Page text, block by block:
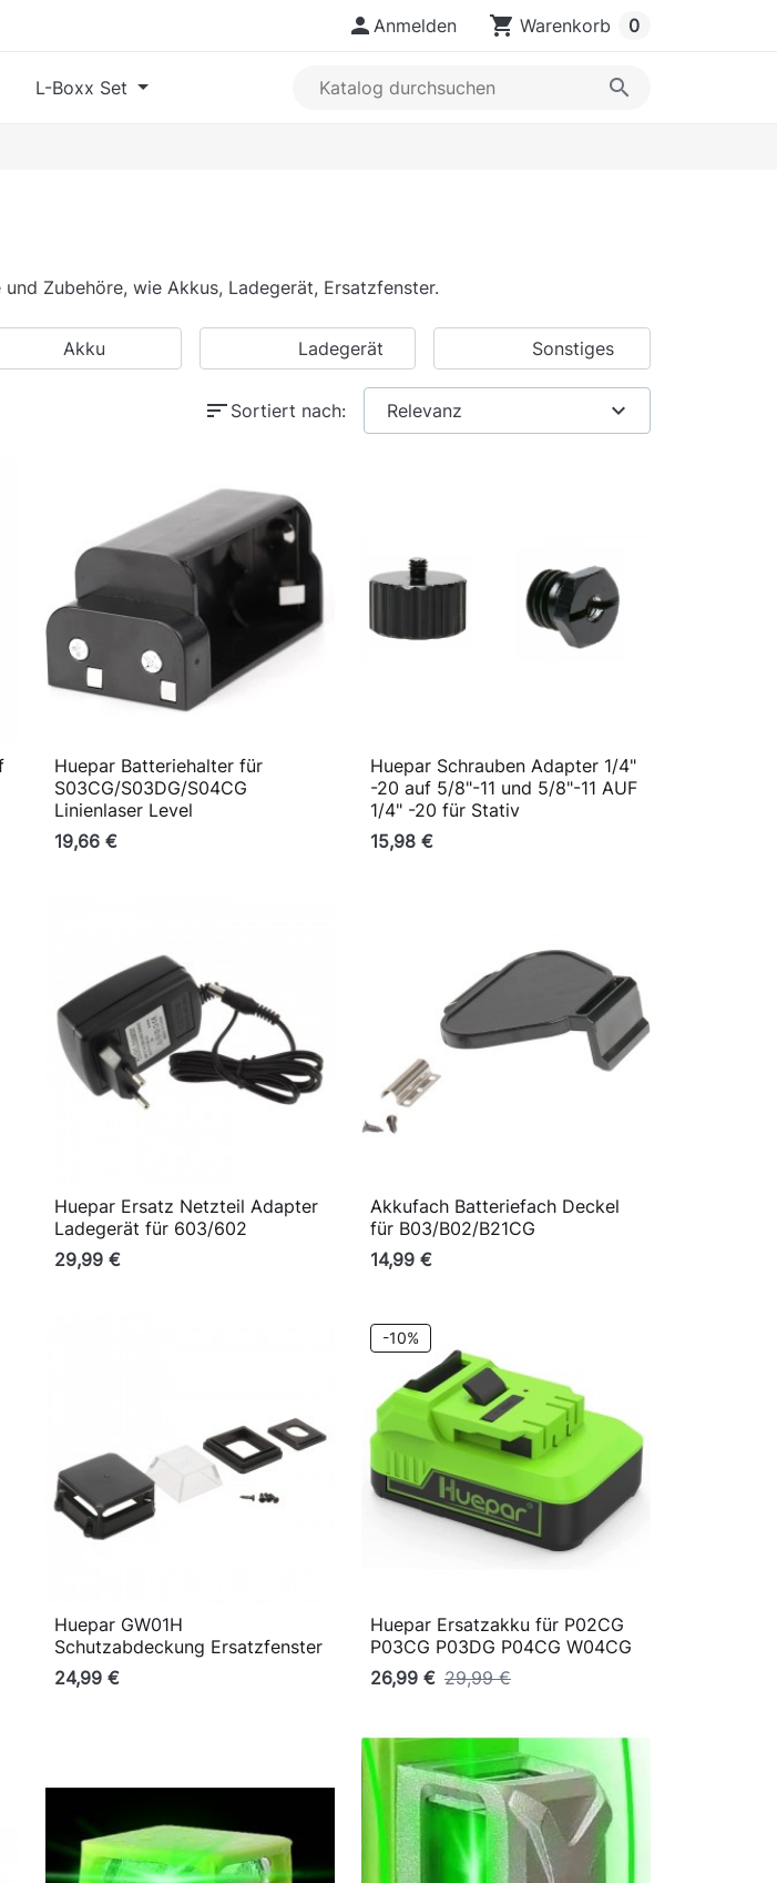
Anmelden shopping_cart Warenkorb 0
L-Boxx Set search
Zubehöre, wie Akkus, Ladegerät, Ersatzfenster.
Akku Ladegerät Sonstiges
sort Sortiert nach: Relevanz expand_more
 Vorschau
Huepar Batteriehalter für
S03CG/S03DG/S04CG
Linienlaser Level
19,66 €
 Vorschau
Huepar Schrauben Adapter 1/4"
-20 auf 5/8"-11 und 5/8"-11 AUF
1/4" -20 für Stativ
15,98 €
 Vorschau
Huepar Ersatz Netzteil Adapter
Ladegerät für 603/602
29,99 €
 Vorschau
Akkufach Batteriefach Deckel
für B03/B02/B21CG
14,99 €
 Vorschau
Huepar GW01H
Schutzabdeckung Ersatzfenster
24,99 €
-10%
 Vorschau
Huepar Ersatzakku für P02CG
P03CG P03DG P04CG W04CG
26,99 € 29,99 €